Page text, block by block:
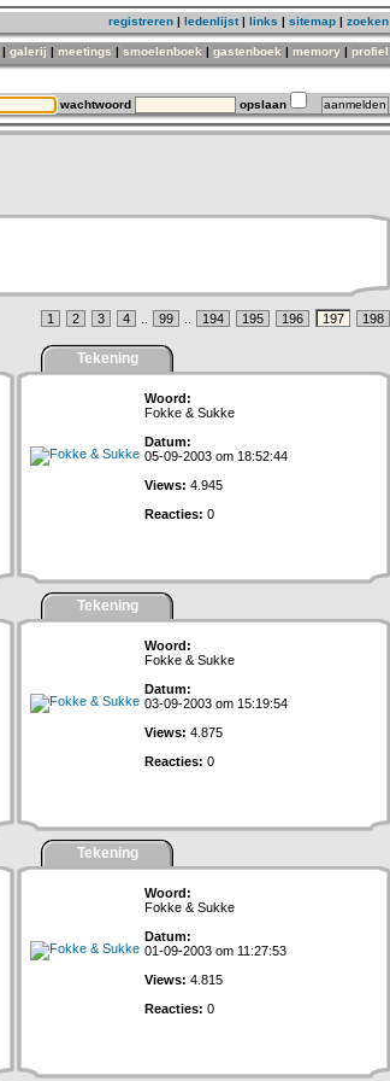
registreren | ledenlijst| links | sitemap | zoeken
| galerij | meetings | smoelenboek | gastenboek | memory | profiel
wachtwoord opslaan
1 2 3 4 99 194 195 196 197 198
Tekening
Woord:
Fokke & Sukke
Datum:
05-09-2003 om 18:52:44
Views: 4.945
Reacties: 0
Tekening
Woord:
Fokke & Sukke
Datum:
03-09-2003 om 15:19:54
Views: 4.875
Reacties: 0
Tekening
Woord:
Fokke & Sukke
Datum:
01-09-2003 om 11:27:53
Views: 4.815
Reacties: 0